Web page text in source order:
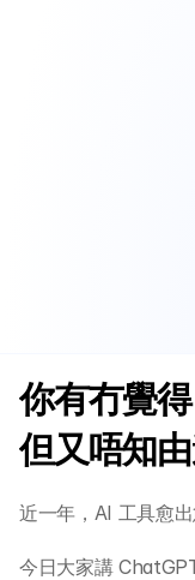
你有冇覺
但又唔知
近一年，AI 工具愈出
今日大家講